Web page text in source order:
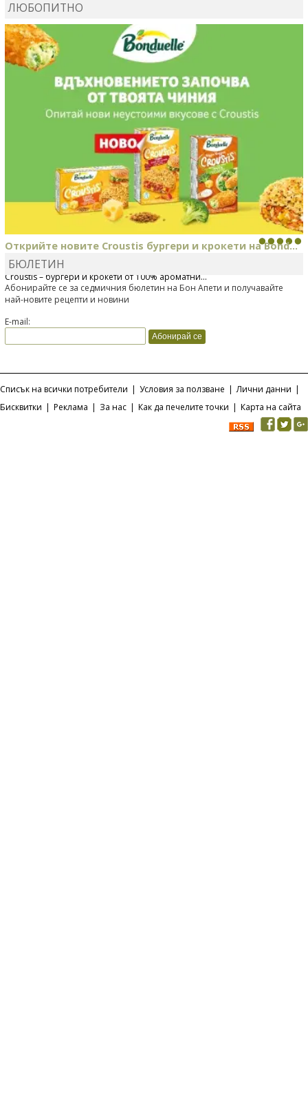
MARINA_VITAкоментира рецептатаКиноа със
зеленчуци
ЛЮБОПИТНО
Открийте новите Croustis бургери и крокети на Bond...
Bonduelle току-що представи нова вълнуваща продуктова линия
Croustis – бургери и крокети от 100% ароматни...
БЮЛЕТИН
Абонирайте се за седмичния бюлетин на Бон Апети и получавайте
най-новите рецепти и новини
E-mail:
Списък на всички потребители | Условия за ползване | Лични данни |
Бисквитки | Реклама | За нас | Как да печелите точки | Карта на сайта